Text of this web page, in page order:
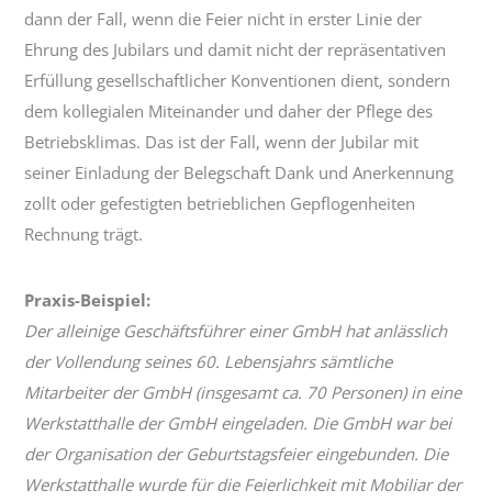
dann der Fall, wenn die Feier nicht in erster Linie der
Ehrung des Jubilars und damit nicht der repräsentativen
Erfüllung gesellschaftlicher Konventionen dient, sondern
dem kollegialen Miteinander und daher der Pflege des
Betriebsklimas. Das ist der Fall, wenn der Jubilar mit
seiner Einladung der Belegschaft Dank und Anerkennung
zollt oder gefestigten betrieblichen Gepflogenheiten
Rechnung trägt.
Praxis-Beispiel:
Der alleinige Geschäftsführer einer GmbH hat anlässlich
der Vollendung seines 60. Lebensjahrs sämtliche
Mitarbeiter der GmbH (insgesamt ca. 70 Personen) in eine
Werkstatthalle der GmbH eingeladen. Die GmbH war bei
der Organisation der Geburtstagsfeier eingebunden. Die
Werkstatthalle wurde für die Feierlichkeit mit Mobiliar der